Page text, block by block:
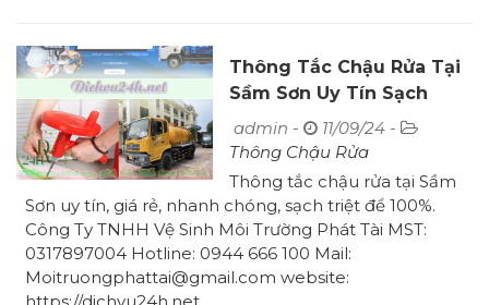
Thông Tắc Chậu Rửa Tại
Sầm Sơn Uy Tín Sạch
100% Giá 90K
admin -
11/09/24 -
Thông Chậu Rửa
Thông tắc chậu rửa tại Sầm
Sơn uy tín, giá rẻ, nhanh chóng, sạch triệt để 100%.
Công Ty TNHH Vệ Sinh Môi Trường Phát Tài MST:
0317897004 Hotline: 0944 666 100 Mail:
Moitruongphattai@gmail.com website: